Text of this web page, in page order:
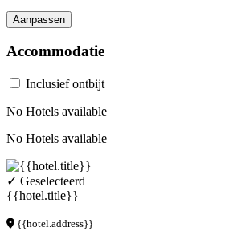
Aanpassen
Accommodatie
Inclusief ontbijt
No Hotels available
No Hotels available
✓ Geselecteerd
{{hotel.title}}
{{hotel.address}}